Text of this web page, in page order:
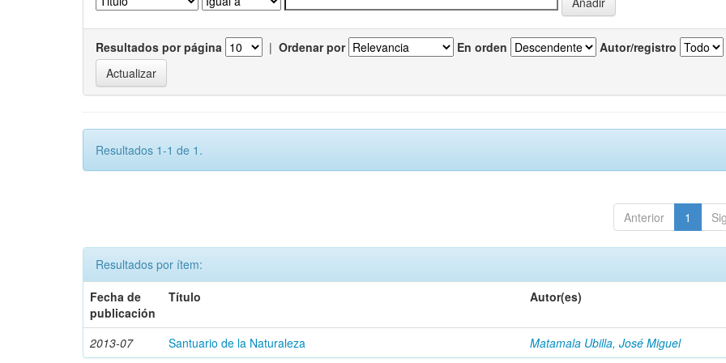
Resultados por página | Ordenar por En orden Autor/registro
Resultados 1-1 de 1.
Anterior 1
Resultados por ítem:
Fecha de
publicación
Título Autor(es)
2013-07 Santuario de la Naturaleza Matamala Ubilla, José Miguel